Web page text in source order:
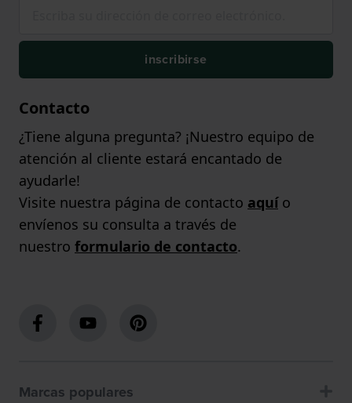
inscribirse
Contacto
¿Tiene alguna pregunta? ¡Nuestro equipo de
atención al cliente estará encantado de
ayudarle!
Visite nuestra página de contacto aquío
envíenos su consulta a través de
nuestro formulario de contacto.
Marcas populares